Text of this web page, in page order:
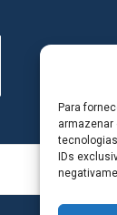
Para
IDs